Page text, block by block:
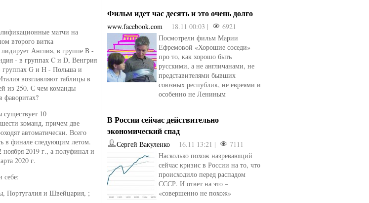
матчи на
второго витка
Англия, в группе B -
- в группах C и D, Венгрия
группах G и H - Польша и
возглавляют таблицы в
из 250. С чем команды
фаворитах?
10
команд, причем две
автоматически. Всего
в финале следующим летом.
2019 г., а полуфинал и
2020 г.
себе:
Португалия и Швейцария, ;
Фильм идет час десять и это очень долго
www.facebook.com 18.11 00:03 |
6921
Посмотрели фильм Марии
Ефремовой «Хорошие соседи»
про то, как хорошо быть
русскими, а не англичанами, не
представителями бывших
союзных республик, не евреями и
особенно не Лениным
В России сейчас действительно
экономический спад
Сергей Вакуленко 16.11 13:21 |
7111
Насколько похож назревающий
сейчас кризис в России на то, что
происходило перед распадом
СССР. И ответ на это –
«совершенно не похож»